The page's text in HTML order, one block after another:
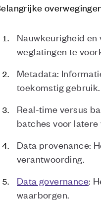
Nauwkeurigheid
weglatingen te
Metadata:
toekomstig gebruik.
Real-time versus
batches voor latere
Data provenance:
verantwoording.
Data governance:
waarborgen.